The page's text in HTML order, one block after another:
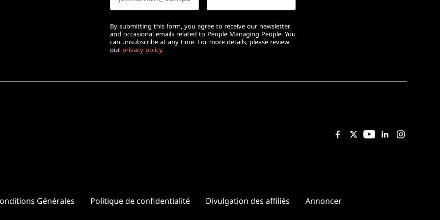
By submitting this form, you agree to receive our newsletter,
and occasional emails related to People Managing People. You
can unsubscribe at any time. For more details, please review
our privacy policy.
Like us on
Follow us on
Follow us on
Add us
Follow
Générales Politique de confidentialité Divulgation des affiliés Annoncer